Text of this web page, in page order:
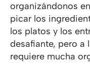
organizándonos
picar los
los platos y los
desafiante, pero a
requiere mucha